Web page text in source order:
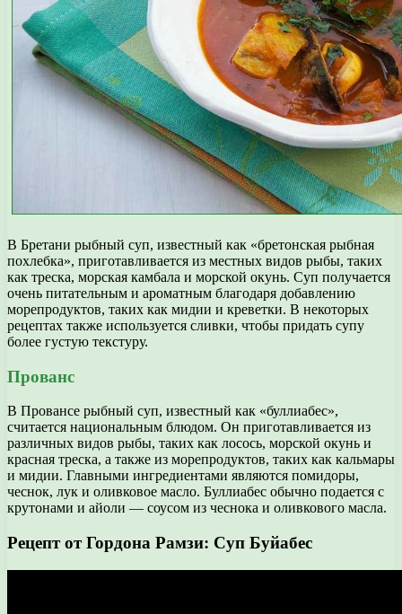
В Бретани рыбный суп, известный как «бретонская рыбная
похлебка», приготавливается из местных видов рыбы, таких
как треска, морская камбала и морской окунь. Суп получается
очень питательным и ароматным благодаря добавлению
морепродуктов, таких как мидии и креветки. В некоторых
рецептах также используется сливки, чтобы придать супу
более густую текстуру.
Прованс
В Провансе рыбный суп, известный как «буллиабес»,
считается национальным блюдом. Он приготавливается из
различных видов рыбы, таких как лосось, морской окунь и
красная треска, а также из морепродуктов, таких как кальмары
и мидии. Главными ингредиентами являются помидоры,
чеснок, лук и оливковое масло. Буллиабес обычно подается с
крутонами и айоли — соусом из чеснока и оливкового масла.
Рецепт от Гордона Рамзи: Суп Буйабес